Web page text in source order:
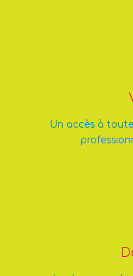
Un accès à